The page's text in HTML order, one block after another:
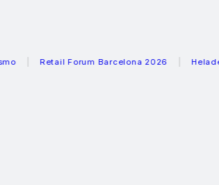
Retail Forum Barcelona 2026 Heladeras